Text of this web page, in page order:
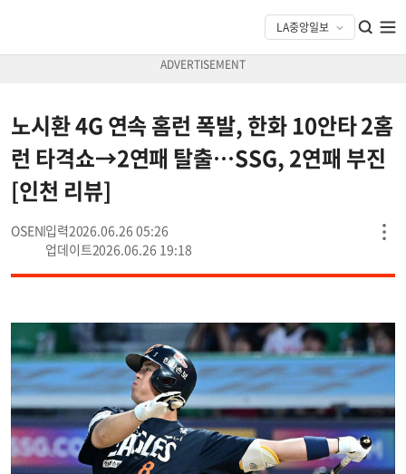
노시환 4G 연속 홈런 폭발, 한화 10안타 2홈
런 타격쇼→2연패 탈출…SSG, 2연패 부진
[인천 리뷰]
OSEN
2026.06.26 05:26
2026.06.26 19:18